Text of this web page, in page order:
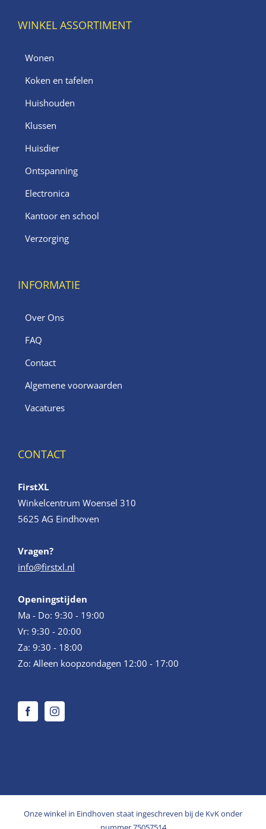
WINKEL ASSORTIMENT
Wonen
Koken en tafelen
Huishouden
Klussen
Huisdier
Ontspanning
Electronica
Kantoor en school
Verzorging
INFORMATIE
Over Ons
FAQ
Contact
Algemene voorwaarden
Vacatures
CONTACT
FirstXL
Winkelcentrum Woensel 310
5625 AG Eindhoven
Vragen?
info@firstxl.nl
Openingstijden
Ma - Do: 9:30 - 19:00
Vr: 9:30 - 20:00
Za: 9:30 - 18:00
Zo: Alleen koopzondagen 12:00 - 17:00
Onze winkel in Eindhoven staat ingeschreven bij de KvK onder